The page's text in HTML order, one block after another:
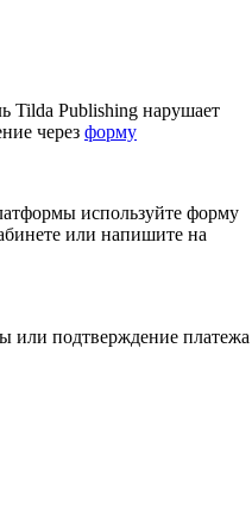
Tilda Publishing нарушает
через форму
используйте форму
или напишите на
или подтверждение платежа